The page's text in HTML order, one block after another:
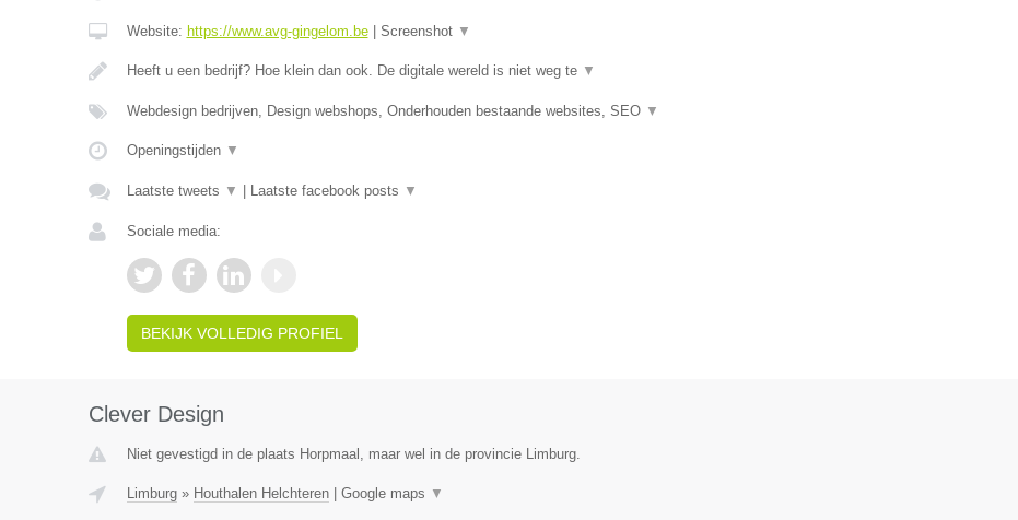
Website: https://www.avg-gingelom.be| Screenshot ▼
Heeft u een bedrijf? Hoe klein dan ook. De digitale wereld is niet weg te ▼
Webdesign bedrijven, Design webshops, Onderhouden bestaande websites, SEO ▼
Openingstijden ▼
Laatste tweets ▼ Laatste facebook posts ▼
Sociale media:
BEKIJK VOLLEDIG PROFIEL
Clever Design
Niet gevestigd in de plaats Horpmaal, maar wel in de provincie Limburg.
Limburg» Houthalen Helchteren| Google maps ▼